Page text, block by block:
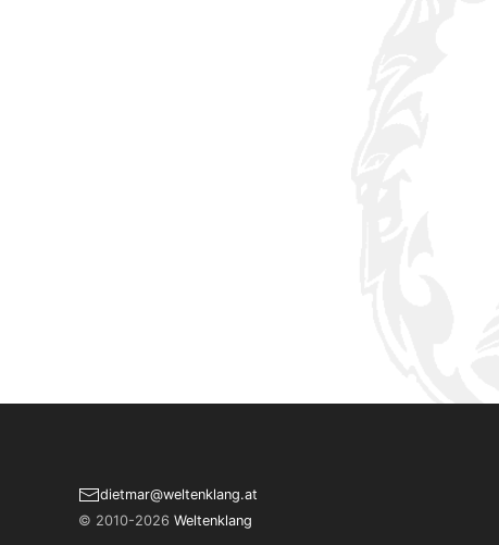
dietmar­@­weltenklang.at
© 2010-2026 Weltenklang